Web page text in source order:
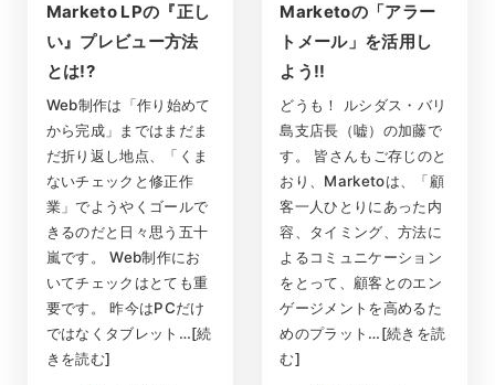
Marketo LPの『正し
い』プレビュー方法
とは!?
Web制作は「作り始めて
から完成」まではまだま
だ折り返し地点、「くま
ないチェックと修正作
業」でようやくゴールで
きるのだと日々思う五十
嵐です。 Web制作にお
いてチェックはとても重
要です。 昨今はPCだけ
ではなくタブレット…[続
きを読む]
Marketoの「アラー
トメール」を活用し
よう!!
どうも！ ルシダス・バリ
島支店長（嘘）の加藤で
す。 皆さんもご存じのと
おり、Marketoは、「顧
客一人ひとりにあった内
容、タイミング、方法に
よるコミュニケーション
をとって、顧客とのエン
ゲージメントを高めるた
めのプラット…[続きを読
む]